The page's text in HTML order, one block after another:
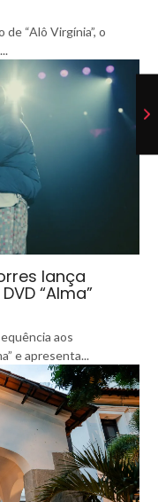
“Alô Virgínia”, o
lança
“Alma”
aos
e apresenta...